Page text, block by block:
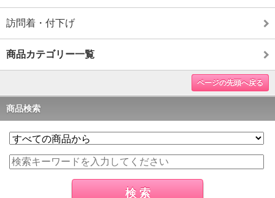
訪問着・付下げ
商品カテゴリー一覧
ページの先頭へ戻る
商品検索